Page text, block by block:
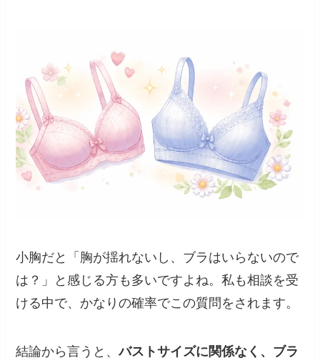
小胸だと「胸が揺れないし、ブラはいらないので
は？」と感じる方も多いですよね。私も相談を受
ける中で、かなりの確率でこの質問をされます。
結論から言うと、バストサイズに関係なく、ブラ